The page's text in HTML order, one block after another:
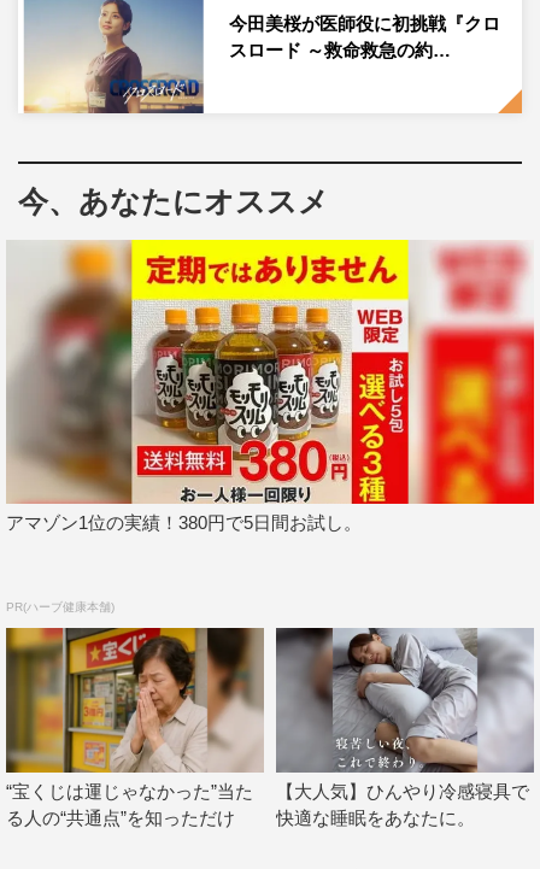
ぶつかり合った末に、彼らが選ぶ「幸せ」の形とは…。人
間のズルさと純粋さをリアルに描いた、大人の恋愛群像
歳のマサムネ君役には、2022年俳優デビューしたのち、
日曜劇場『下剋上球児』（TBS系）、『ひだまりが聴こえ
TBS）で初単独主演を飾った中沢元紀が決定。
監督は『あの子の子ども』や短編映画「空はどこにある」
などを手掛けた山浦未陽、脚本は『いつか、無重力の宙
で』『クラスメイトの女子、全員好きでした』『君が死刑
になる前に』などを手掛けた武田雄樹が担当する。
また、マサムネが顔の見えない2人の女性に囲まれる意味
深なティザービジュアルも解禁。周りには、マサムネが胸
部デザイン科卒業後、デザイン会社での経験を経て独立
し、『ちるらん』『推しの子』『田鎖ブラザーズ』などの
ビジュアルを手掛けたアートデザイナーの吉良進太郎。
中沢元紀 コメント
初めて原作と脚本を読んだ時、10年付き合っている恋人が
今田美桜が医師役に初挑戦『クロ
スロード ～救命救急の約…
今、あなたにオススメ
アマゾン1位の実績！380円で5日間お試し。
PR(ハーブ健康本舗)
“宝くじは運じゃなかった”当た
る人の“共通点”を知っただけ
【大人気】ひんやり冷感寝具で
快適な睡眠をあなたに。